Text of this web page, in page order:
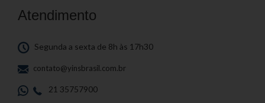
Atendimento
Segunda a sexta de 8h às 17h30
contato@yinsbrasil.com.br
21 35757900